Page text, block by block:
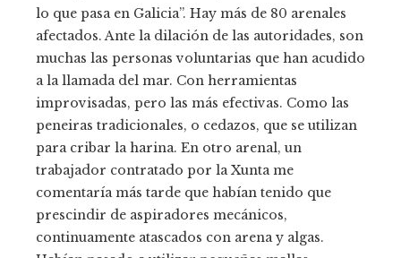
lo que pasa en Galicia”. Hay más de 80 arenales
afectados. Ante la dilación de las autoridades, son
muchas las personas voluntarias que han acudido
a la llamada del mar. Con herramientas
improvisadas, pero las más efectivas. Como las
peneiras tradicionales, o cedazos, que se utilizan
para cribar la harina. En otro arenal, un
trabajador contratado por la Xunta me
comentaría más tarde que habían tenido que
prescindir de aspiradores mecánicos,
continuamente atascados con arena y algas.